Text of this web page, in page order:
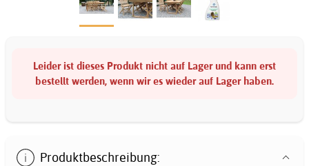
Leider ist dieses Produkt nicht auf Lager und kann erst
bestellt werden, wenn wir es wieder auf Lager haben.
Produktbeschreibung: